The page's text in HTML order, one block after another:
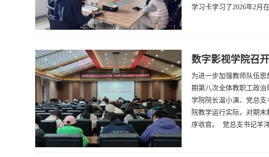
学习卡学习了2026年2月
数字影视学院召
为进一步加强教师队伍思
期第八次全体教职工政
学院院长温小演、党总
院教学运行实际，对期
序收官。 党总支书记羊